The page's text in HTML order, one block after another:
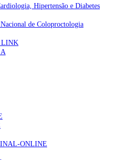
sobre eventual gestão
para riscos no novo sistema de acesso
Agosto, 2026
de que precisa?
“Da urgência ao tribunal, cada
profissional faz a diferença”
Hipertensão e Diabetes
de Coloproctologia
LINK
ONLINE